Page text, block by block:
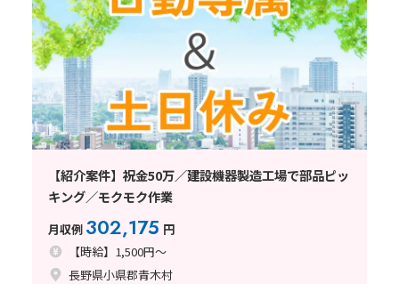
【紹介案件】祝金50万／建設機器製造工場で部品ピッ
キング／モクモク作業
月収例 302,175 円
【時給】1,500円～
長野県小県郡青木村